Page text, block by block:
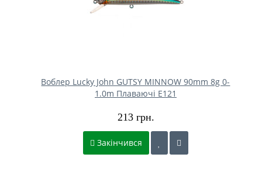
Воблер Lucky John GUTSY MINNOW 90mm 8g 0-
1.0m Плаваючі E121
213 грн.
Закінчився